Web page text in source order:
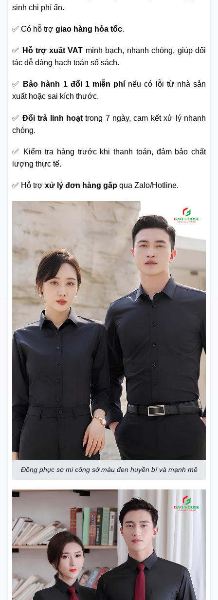
sinh chi phí ẩn.
✅ Có hỗ trợ giao hàng hỏa tốc.
✅ Hỗ trợ xuất VAT minh bạch, nhanh chóng, giúp đối
tác dễ dàng hạch toán sổ sách.
✅ Bảo hành 1 đổi 1 miễn phí nếu có lỗi từ nhà sản
xuất hoặc sai kích thước.
✅ Đổi trả linh hoạttrong 7 ngày, cam kết xử lý nhanh
chóng.
✅ Kiểm tra hàng trước khi thanh toán, đảm bảo chất
lượng thực tế.
✅ Hỗ trợ xử lý đơn hàng gấp qua Zalo/Hotline.
Đồng phục sơ mi công sở màu đen huyền bí và mạnh mẽ